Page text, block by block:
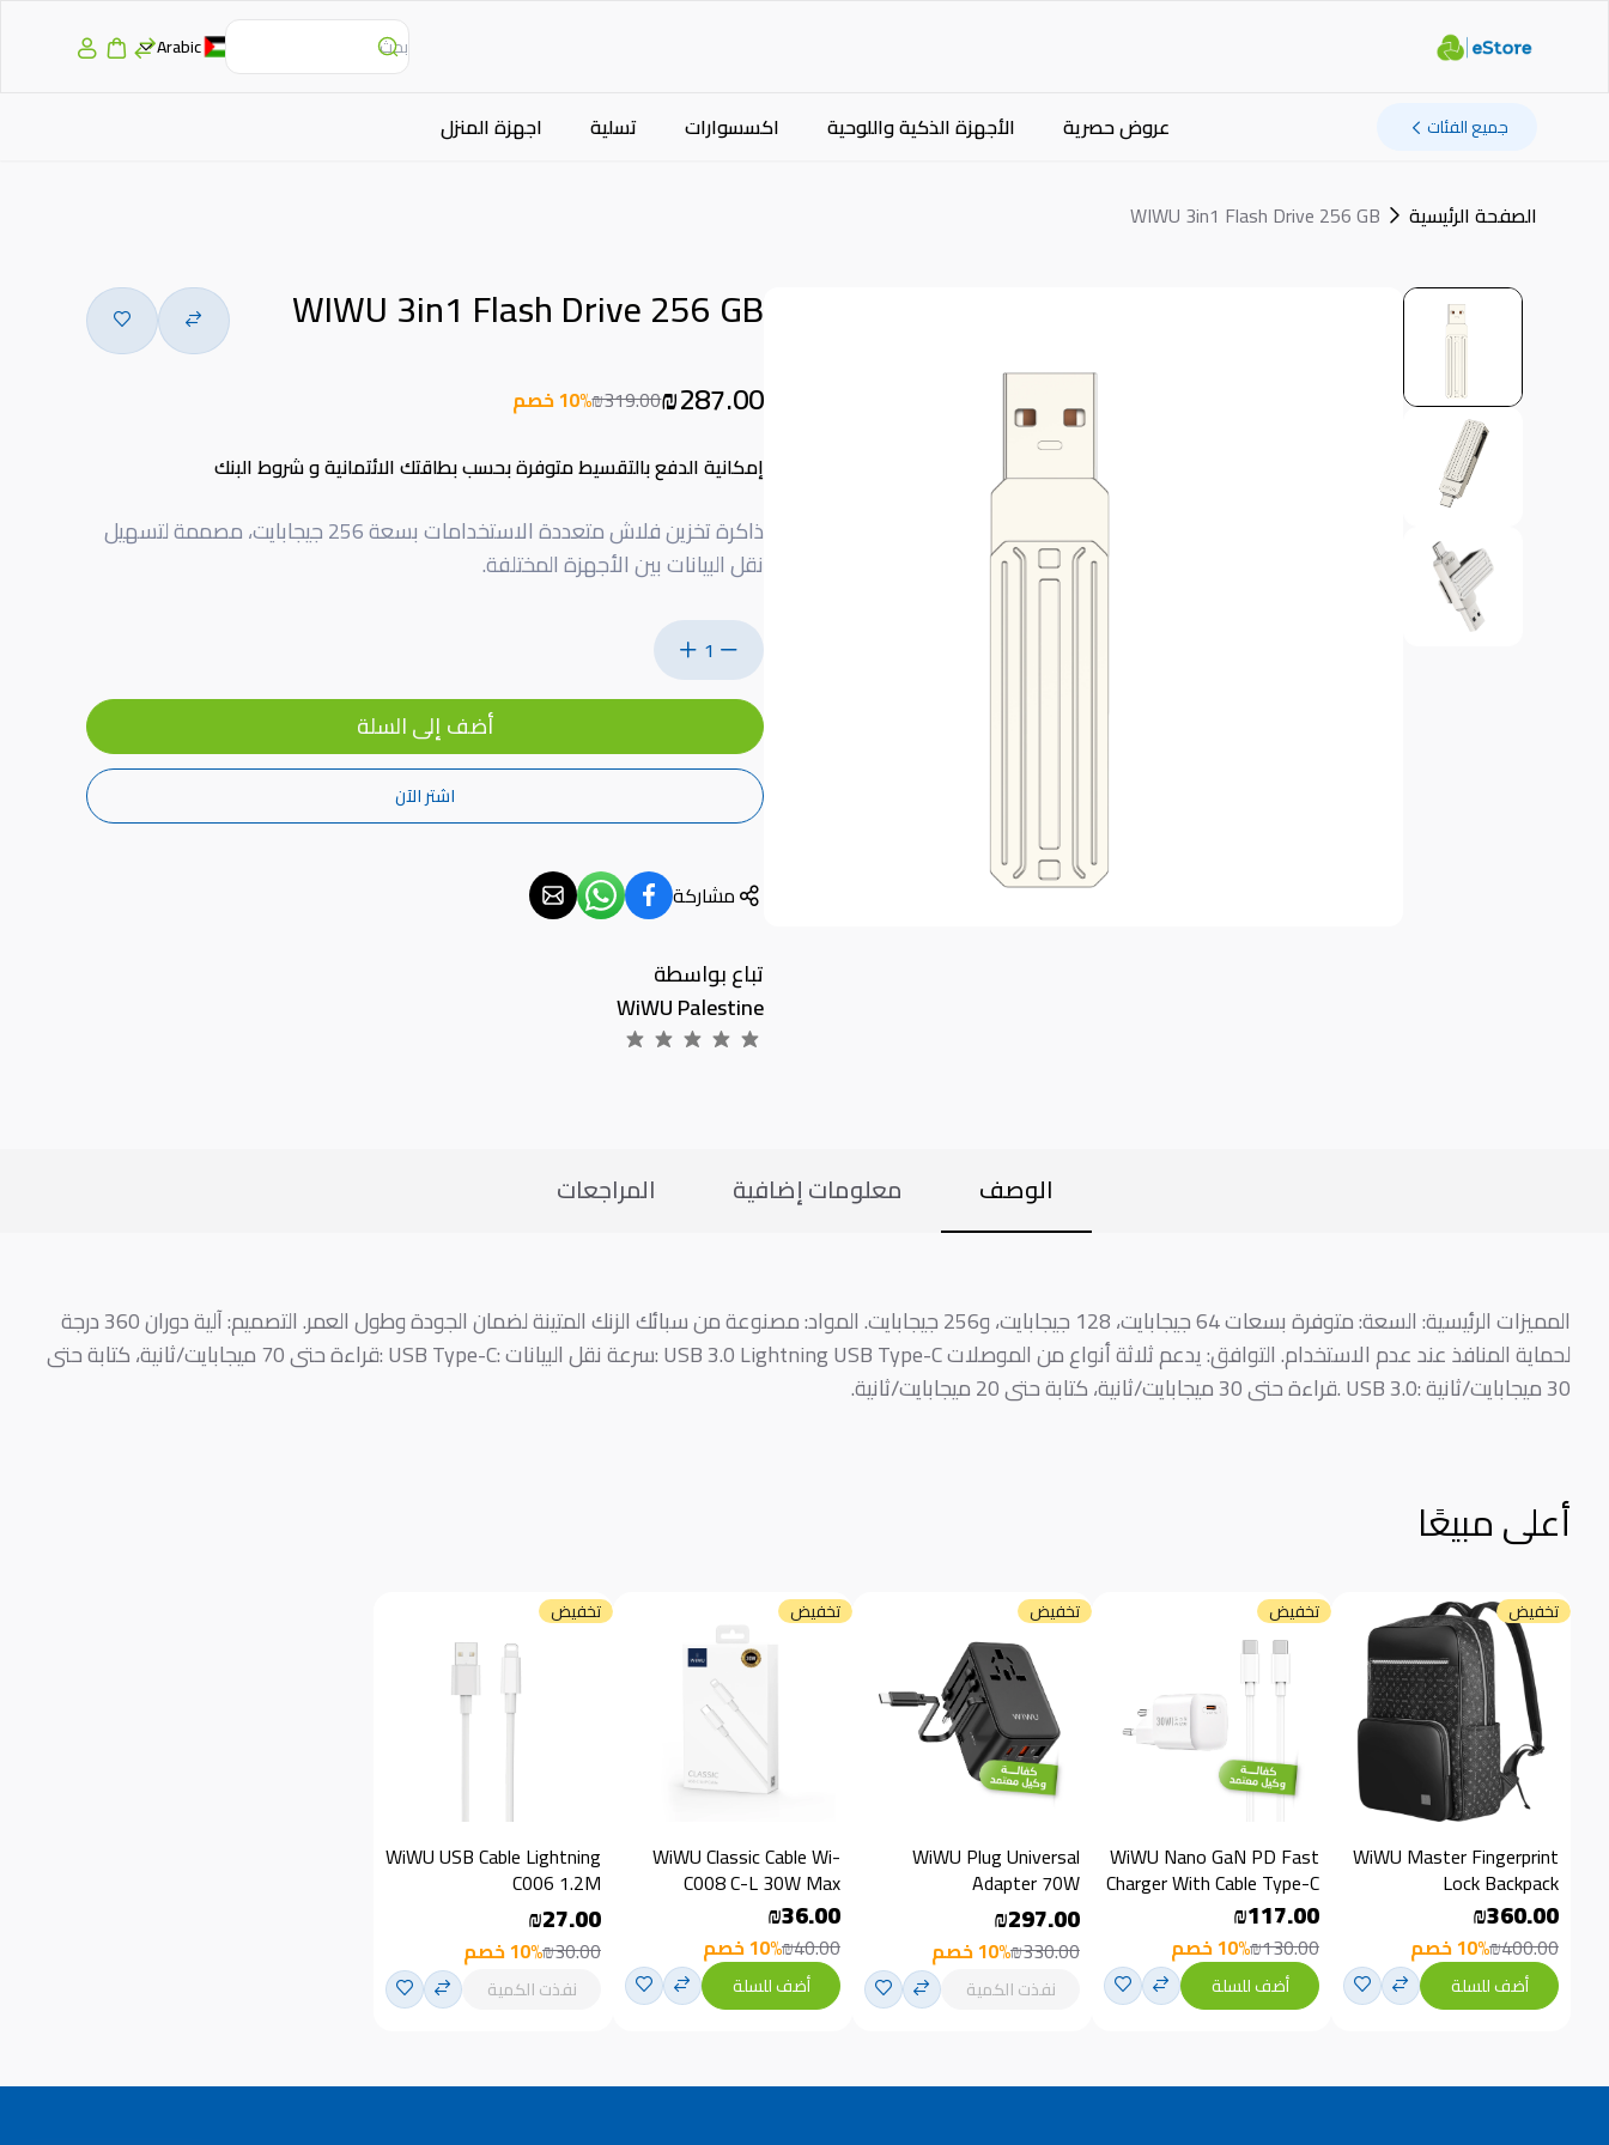
Arabic
جميع الفئات عروض حصرية الأجهزة الذكية واللوحية اكسسوارات تسلية اجهزة المنزل
الصفحة الرئيسية WIWU 3in1 Flash Drive 256 GB
WIWU 3in1 Flash Drive 256 GB
₪287.00
₪319.0010% خصم
إمكانية الدفع بالتقسيط متوفرة بحسب بطاقتك الائتمانية و شروط البنك
ذاكرة تخزين فلاش متعددة الاستخدامات بسعة 256 جيجابايت، مصممة لتسهيل
نقل البيانات بين الأجهزة المختلفة.
1
أضف إلى السلة
اشتر الآن
مشاركة
تباع بواسطة
WiWU Palestine
الوصف معلومات إضافية المراجعات
المميزات الرئيسية: السعة: متوفرة بسعات 64 جيجابايت، 128 جيجابايت، و256 جيجابايت. المواد: مصنوعة من سبائك الزنك المتينة لضمان الجودة وطول العمر. التصميم: آلية دوران 360 درجة
لحماية المنافذ عند عدم الاستخدام. التوافق: يدعم ثلاثة أنواع من الموصلات: USB 3.0 Lightning USB Type-Cسرعة نقل البيانات: USB Type-C:
قراءة حتى 70 ميجابايت/ثانية، كتابة حتى
30 ميجابايت/ثانية
. USB 3.0:قراءة حتى 30 ميجابايت/ثانية، كتابة حتى 20 ميجابايت/ثانية .
أعلى مبيعًا
تخفيض
WiWU Master Fingerprint
Lock Backpack
₪360.00
₪400.0010% خصم
أضف للسلة
تخفيض
WiWU Nano GaN PD Fast
Charger With Cable Type-C
To Type-C 30W
₪117.00
₪130.0010% خصم
أضف للسلة
تخفيض
WiWU Plug Universal
Adapter 70W
₪297.00
₪330.0010% خصم
نفذت الكمية
تخفيض
WiWU Classic Cable Wi-
C008 C-L 30W Max
₪36.00
₪40.0010% خصم
أضف للسلة
تخفيض
WiWU USB Cable Lightning
C006 1.2M
₪27.00
₪30.0010% خصم
نفذت الكمية